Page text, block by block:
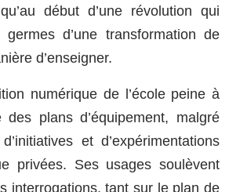
début d’une révolution qui
d’une transformation de
d’enseigner.
numérique de l’école peine à
des plans d’équipement, malgré
et d’expérimentations
privées. Ses usages soulèvent
interrogations, tant sur le plan de